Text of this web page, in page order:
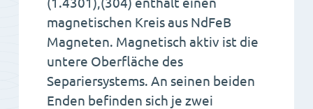
magnetischen Kreis aus NdFeB
Magneten. Magnetisch aktiv ist die
untere Oberfläche des
Separiersystems. An seinen beiden
Enden befinden sich je zwei